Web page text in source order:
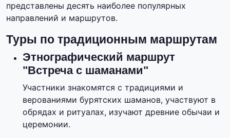
представлены десять наиболее популярных
направлений и маршрутов.
Туры по традиционным маршрутам
Этнографический маршрут
"Встреча с шаманами"
Участники знакомятся с традициями и
верованиями бурятских шаманов, участвуют в
обрядах и ритуалах, изучают древние обычаи и
церемонии.